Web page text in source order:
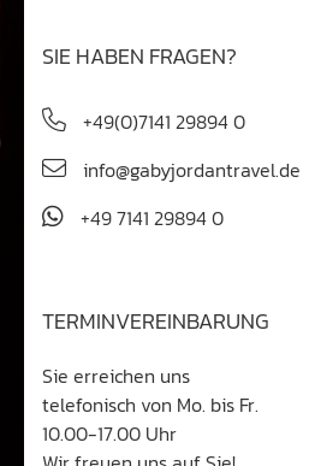
SIE HABEN FRAGEN?
+49(0)7141 29894 0
info@gabyjordantravel.de
+49 7141 29894 0
TERMINVEREINBARUNG
Sie erreichen uns
telefonisch von Mo. bis Fr.
10.00-17.00 Uhr